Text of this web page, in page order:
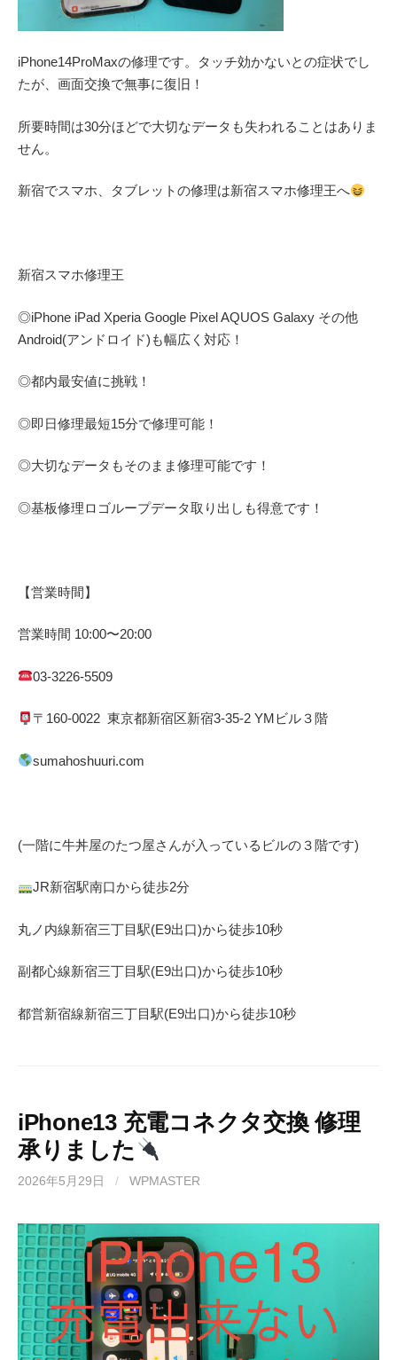
iPhone14ProMaxの修理です。タッチ効かないとの症状でし
たが、画面交換で無事に復旧！
所要時間は30分ほどで大切なデータも失われることはありま
せん。
新宿でスマホ、タブレットの修理は新宿スマホ修理王へ
新宿スマホ修理王
◎iPhone iPad Xperia Google Pixel AQUOS Galaxy その他
Android(アンドロイド) も幅広く対応！
◎都内最安値に挑戦！
◎即日修理最短15分で修理可能！
◎大切なデータもそのまま修理可能です！
◎基板修理ロゴループデータ取り出しも得意です！
【営業時間】
営業時間 10:00〜20:00
03-3226-5509
〒 160-0022 東京都新宿区新宿3-35-2 YMビル３階
sumahoshuuri.com
(一階に牛丼屋のたつ屋さんが入っているビルの３階です)
JR新宿駅南口から徒歩2分
丸ノ内線新宿三丁目駅(E9出口)から徒歩10秒
副都心線新宿三丁目駅(E9出口)から徒歩10秒
都営新宿線新宿三丁目駅(E9出口)から徒歩10秒
iPhone13 充電コネクタ交換 修理
承りました
2026年5月29日 / WPMASTER